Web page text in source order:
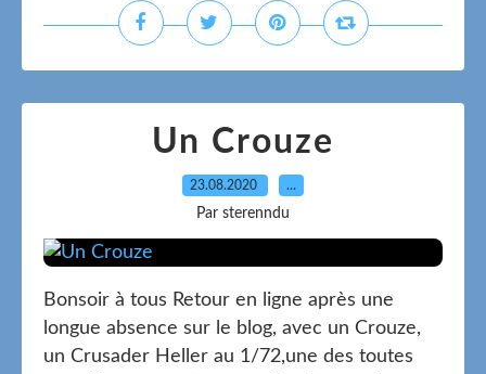
Un Crouze
23.08.2020 …
Par sterenndu
Bonsoir à tous Retour en ligne après une
longue absence sur le blog, avec un Crouze,
un Crusader Heller au 1/72,une des toutes